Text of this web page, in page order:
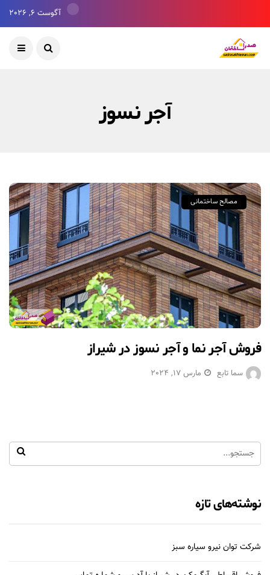
آگوست 6, 2026
آجر نسوز
مصالح ساختمانی
فروش آجر نما و آجر نسوز در شیراز
سما تابع مارس 17, 2024
نوشته‌های تازه
شرکت توان نیرو سیاره سبز